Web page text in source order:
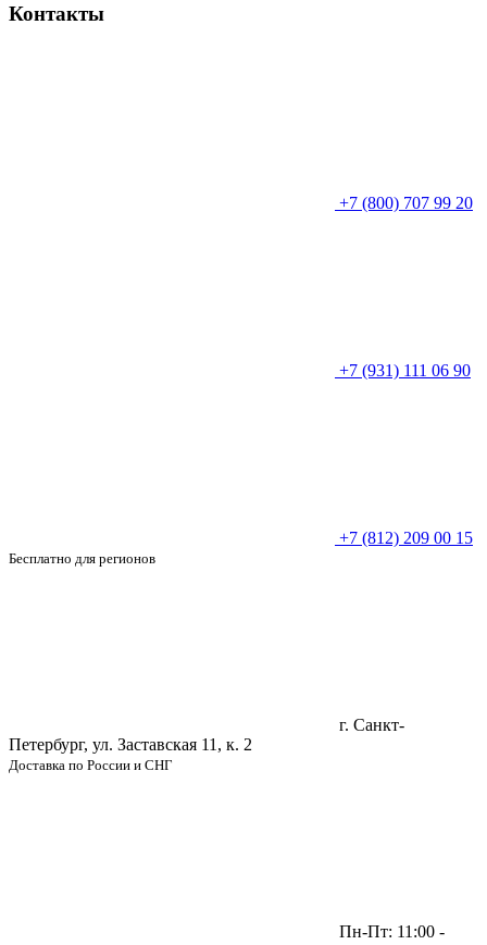
Контакты
+7 (800) 707 99 20
+7 (931) 111 06 90
+7 (812) 209 00 15
Бесплатно для регионов
г. Санкт-
Петербург, ул. Заставская 11, к. 2
Доставка по России и СНГ
Пн-Пт: 11:00 -